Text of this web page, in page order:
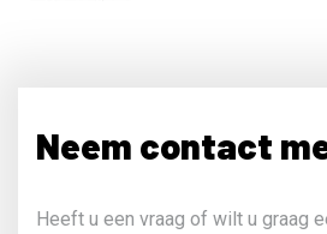
Neem contact
Heeft u een vraag of wilt u graag